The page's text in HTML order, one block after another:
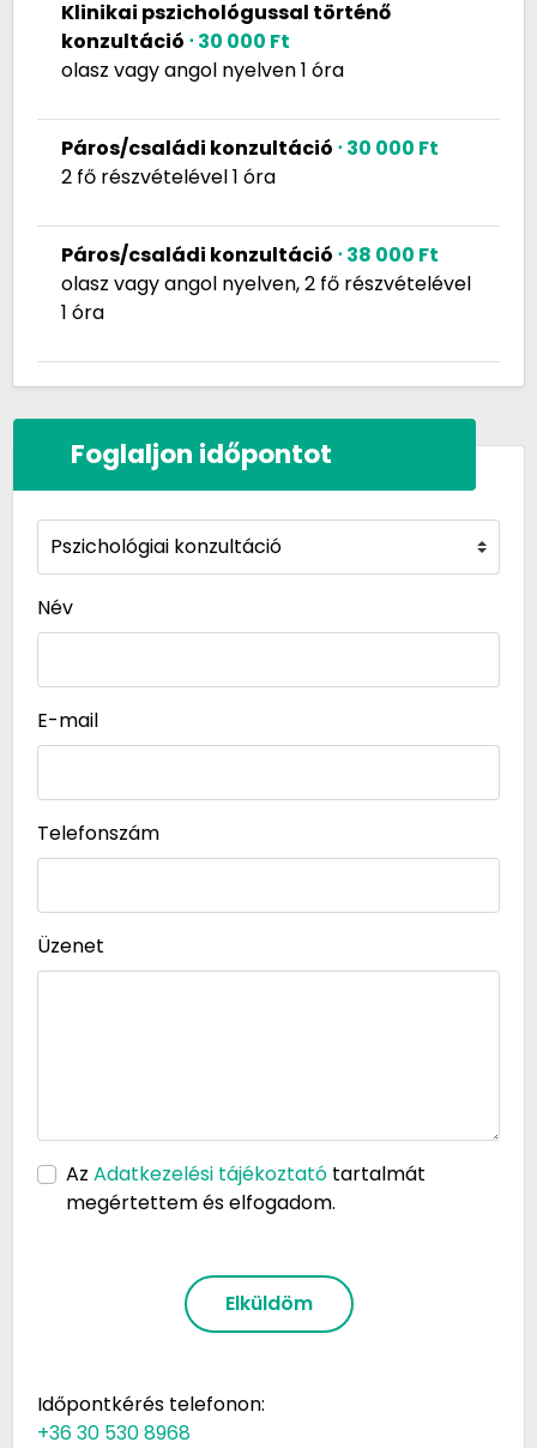
Klinikai pszichológussal történő
konzultáció ⋅ 30 000 Ft
olasz vagy angol nyelven 1 óra
Páros/családi konzultáció ⋅ 30 000 Ft
2 fő részvételével 1 óra
Páros/családi konzultáció ⋅ 38 000 Ft
olasz vagy angol nyelven, 2 fő részvételével
1 óra
Foglaljon időpontot
Név
E-mail
Telefonszám
Üzenet
Az Adatkezelési tájékoztató tartalmát
megértettem és elfogadom.
Elküldöm
Időpontkérés telefonon:
+36 30 530 8968